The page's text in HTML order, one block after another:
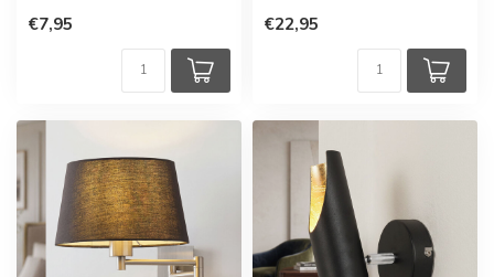
€7,95 €22,95